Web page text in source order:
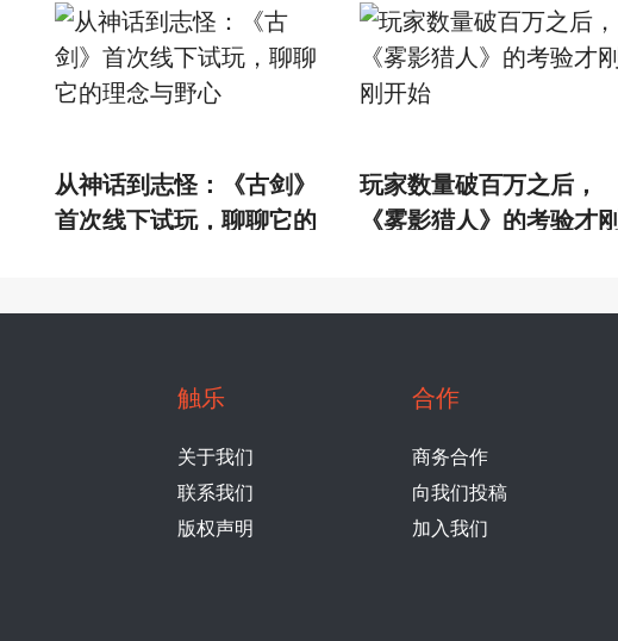
从神话到志怪：《古剑》
首次线下试玩，聊聊它的
玩家数量破百万之后，
《雾影猎人》的考验才
触乐
关于我们
联系我们
版权声明
合作
商务合作
向我们投稿
加入我们